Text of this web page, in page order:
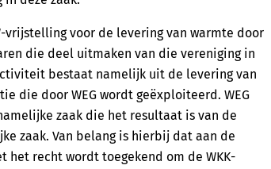
vrijstelling voor de levering van warmte door
die deel uitmaken van die vereniging in
bestaat namelijk uit de levering van
die door WEG wordt geëxploiteerd. WEG
zaak die het resultaat is van de
zaak. Van belang is hierbij dat aan de
recht wordt toegekend om de WKK-